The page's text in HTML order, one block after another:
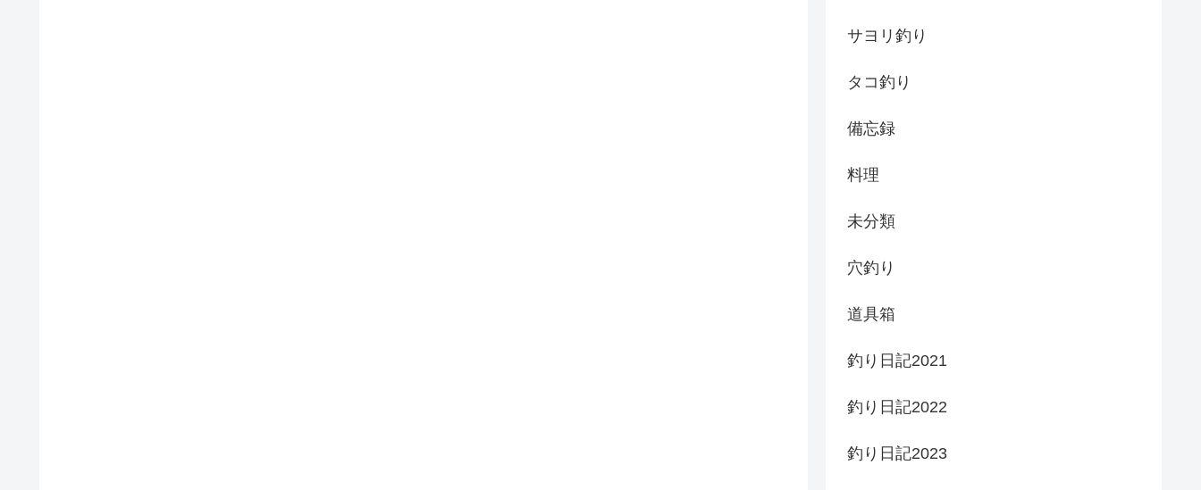
サヨリ釣り
タコ釣り
備忘録
料理
未分類
穴釣り
道具箱
釣り日記2021
釣り日記2022
釣り日記2023